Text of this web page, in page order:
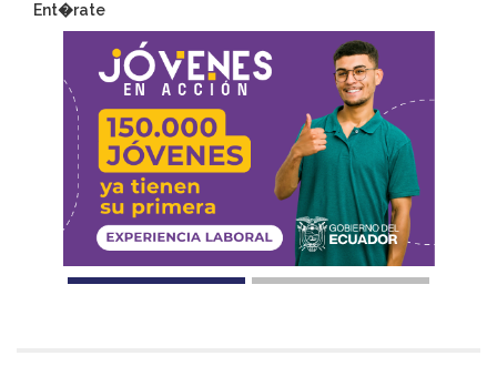
Ent�rate